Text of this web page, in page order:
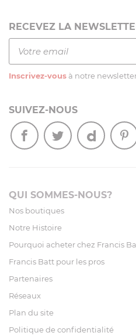
RECEVEZ LA
Inscrivez-vous à notre
SUIVEZ-NOUS
QUI SOMMES-NOUS?
Nos boutiques
Notre Histoire
Pourquoi acheter chez Francis
Francis Batt pour les pros
Partenaires
Réseaux
Plan du site
Politique de confidentialité